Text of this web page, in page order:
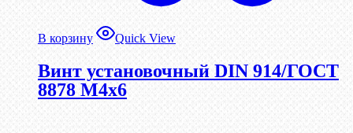
В корзину Quick View
Винт установочный DIN 914/ГОСТ
8878 M4x6